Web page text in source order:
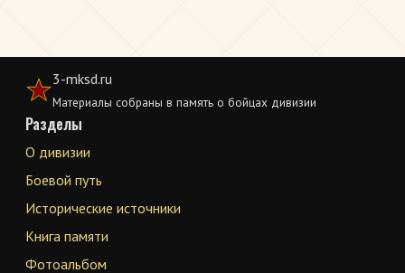
3-mksd.ru
Материалы собраны в память о бойцах дивизии
Разделы
О дивизии
Боевой путь
Исторические источники
Книга памяти
Фотоальбом